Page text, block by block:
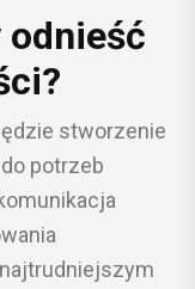
stworzenie
potrzeb